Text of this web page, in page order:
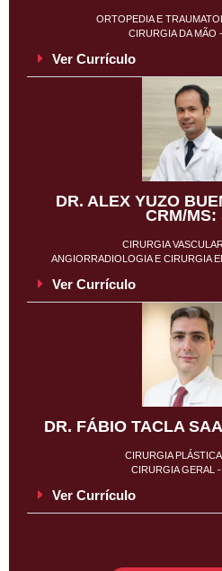
ORTOPEDIA E
CIRURGIA DA MÃO
Ver Currículo
DR. ALEX YUZO
CRM/MS:
CIRURGIA
ANGIORRADIOLOGIA E CIRURGIA
Ver Currículo
DR. FÁBIO TACLA
CIRURGIA
CIRURGIA GERAL
Ver Currículo